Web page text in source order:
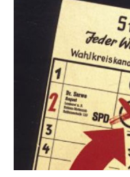
überspringen